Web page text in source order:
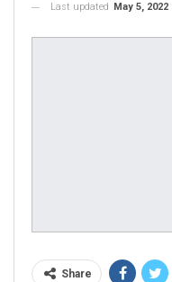
Last updated
May 5, 2022
Share